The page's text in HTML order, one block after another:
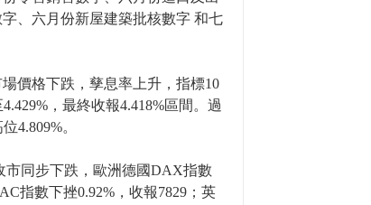
、六月份新屋建築批核數字 和七
價格下跌，孳息率上升，指標10
，最終收報4.418%區間。過
4.809%。
市同步下跌，歐洲德國DAX指數
指數下挫0.92%，收報7829；英